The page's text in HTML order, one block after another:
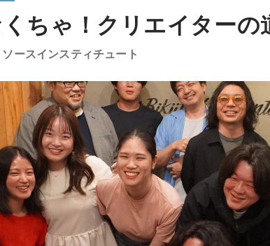
ちゃ！クリエイターの
ースインスティチュート